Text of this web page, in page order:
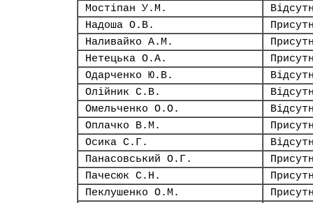
Мостіпан У.М.
Надоша О.В.
Наливайко А.М.
Нетецька О.А.
Одарченко Ю.В.
Олійник С.В.
Омельченко О.О.
Оплачко В.М.
Осика С.Г.
Панасовський О.Г.
Пачесюк С.Н.
Пеклушенко О.М.